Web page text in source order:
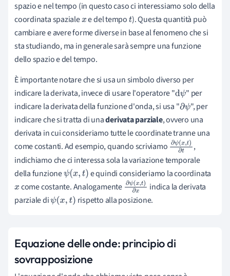
spazio e nel tempo (in questo caso ci interessiamo solo della
coordinata spazialex e del tempot). Questa quantità può
cambiare e avere forme diverse in base al fenomeno che si
sta studiando, ma in generale sarà sempre una funzione
dello spazio e del tempo.
È importante notare che si usa un simbolo diverso per
indicare la derivata, invece di usare l'operatore "dψ" per
indicare la derivata della funzione d'onda, si usa "∂ψ", per
indicare che si tratta di unaderivata parziale, ovvero una
derivata in cui consideriamo tutte le coordinate tranne una
come costanti. Ad esempio, quando scriviamo ∂ψ(x,t)
∂t
,
indichiamo che ci interessa sola la variazione temporale
della funzioneψ(x,t)
e quindi consideriamo la coordinata
x come costante. Analogamente ∂ψ(x,t)
∂x
indica la derivata
parziale diψ(x,t) rispetto alla posizione.
Equazione delle onde: principio di
sovrapposizione